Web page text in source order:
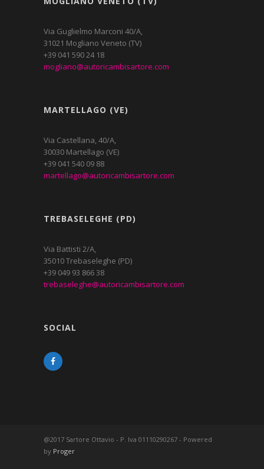
Via Guglielmo Marconi 40/A,
31021 Mogliano Veneto (TV)
+39 041 590 24 18
mogliano@autoricambisartore.com
MARTELLAGO (VE)
Via Castellana, 40/A,
30030 Martellago (VE)
+39 041 540 09 88
martellago@autoricambisartore.com
TREBASELEGHE (PD)
Via Battisti 2/A,
35010 Trebaseleghe (PD)
+39 049 93 866 38
trebaseleghe@autoricambisartore.com
SOCIAL
@2017 Sartore Ottavio - P. Iva 01110290267 - Powered
by Proger